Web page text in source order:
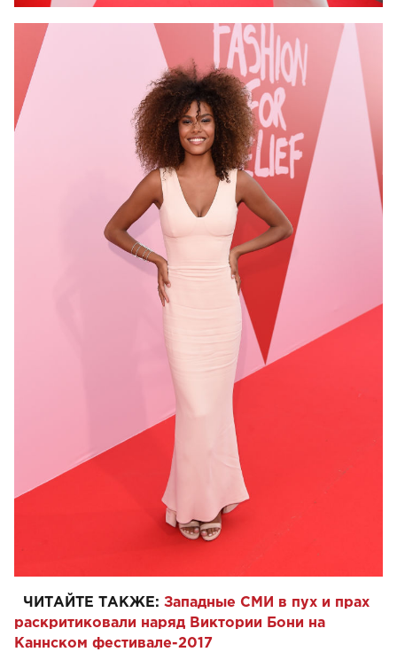
ЧИТАЙТЕ ТАКЖЕ: Западные СМИ в пух и прах
раскритиковали наряд Виктории Бони на
Каннском фестивале-2017